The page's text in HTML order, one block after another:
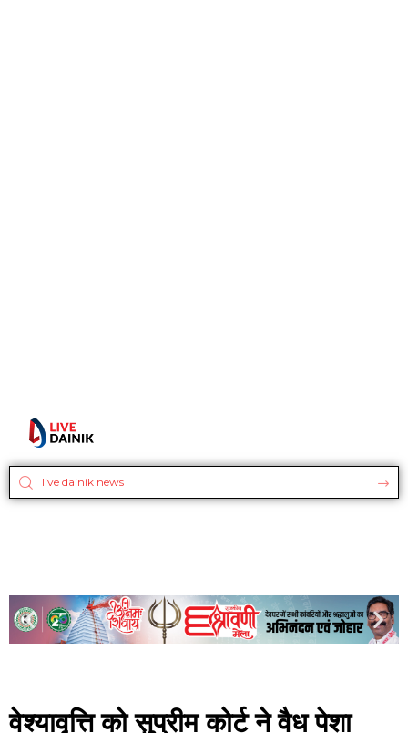
वेश्यावृत्ति को सुप्रीम कोर्ट ने वैध पेशा